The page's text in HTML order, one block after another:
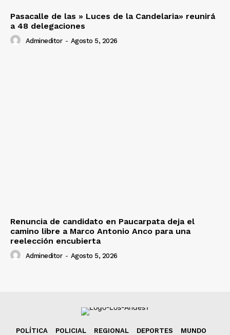
Pasacalle de las » Luces de la Candelaria» reunirá
a 48 delegaciones
Admineditor - Agosto 5, 2026
Renuncia de candidato en Paucarpata deja el
camino libre a Marco Antonio Anco para una
reelección encubierta
Admineditor - Agosto 5, 2026
POLÍTICA POLICIAL REGIONAL DEPORTES
MUNDO